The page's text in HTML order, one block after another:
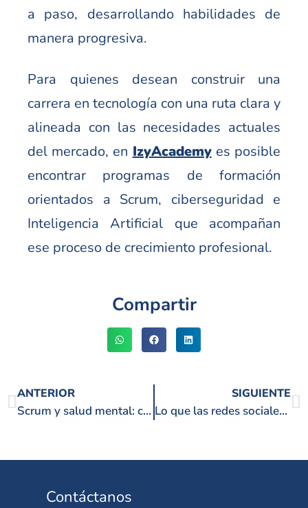
a paso, desarrollando habilidades de
manera progresiva.
Para quienes desean construir una
carrera en tecnología con una ruta clara y
alineada con las necesidades actuales
del mercado, en IzyAcademyes posible
encontrar programas de formación
orientados a Scrum, ciberseguridad e
Inteligencia Artificial que acompañan
ese proceso de crecimiento profesional.
Compartir
ANTERIOR
Scrum y salud mental: cómo evitar el caos en equipos tecnológicos
SIGUIENTE
Lo que las redes sociales y Scrum tienen en común (y casi nadie nota)
Contáctanos